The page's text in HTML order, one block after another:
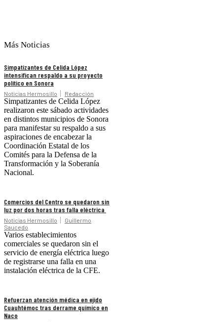
Más Noticias
Simpatizantes de Celida López
intensifican respaldo a su proyecto
político en Sonora
Noticias Hermosillo Redacción
Simpatizantes de Celida López
realizaron este sábado actividades
en distintos municipios de Sonora
para manifestar su respaldo a sus
aspiraciones de encabezar la
Coordinación Estatal de los
Comités para la Defensa de la
Transformación y la Soberanía
Nacional.
Comercios del Centro se quedaron sin
luz por dos horas tras falla eléctrica
Noticias Hermosillo
Guillermo
Saucedo
Varios establecimientos
comerciales se quedaron sin el
servicio de energía eléctrica luego
de registrarse una falla en una
instalación eléctrica de la CFE.
Refuerzan atención médica en ejido
Cuauhtémoc tras derrame químico en
Naco